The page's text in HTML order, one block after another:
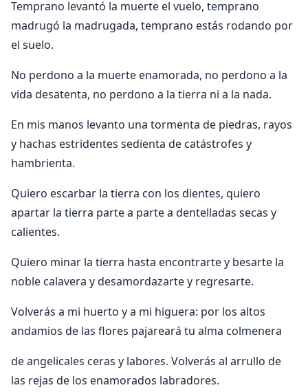
Temprano levantó la muerte el vuelo, temprano
madrugó la madrugada, temprano estás rodando por
el suelo.
No perdono a la muerte enamorada, no perdono a la
vida desatenta, no perdono a la tierra ni a la nada.
En mis manos levanto una tormenta de piedras, rayos
y hachas estridentes sedienta de catástrofes y
hambrienta.
Quiero escarbar la tierra con los dientes, quiero
apartar la tierra parte a parte a dentelladas secas y
calientes.
Quiero minar la tierra hasta encontrarte y besarte la
noble calavera y desamordazarte y regresarte.
Volverás a mi huerto y a mi higuera: por los altos
andamios de las flores pajareará tu alma colmenera
de angelicales ceras y labores. Volverás al arrullo de
las rejas de los enamorados labradores.